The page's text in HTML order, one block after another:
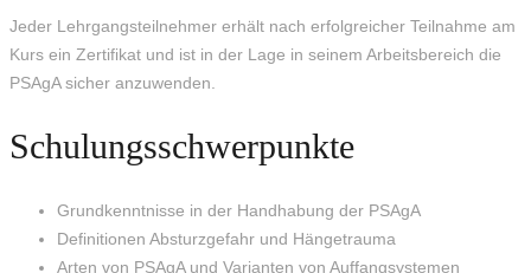
Jeder Lehrgangsteilnehmer erhält nach erfolgreicher Teilnahme am
Kurs ein Zertifikat und ist in der Lage in seinem Arbeitsbereich die
PSAgA sicher anzuwenden.
Schulungsschwerpunkte
Grundkenntnisse in der Handhabung der PSAgA
Definitionen Absturzgefahr und Hängetrauma
Arten von PSAgA und Varianten von Auffangsystemen